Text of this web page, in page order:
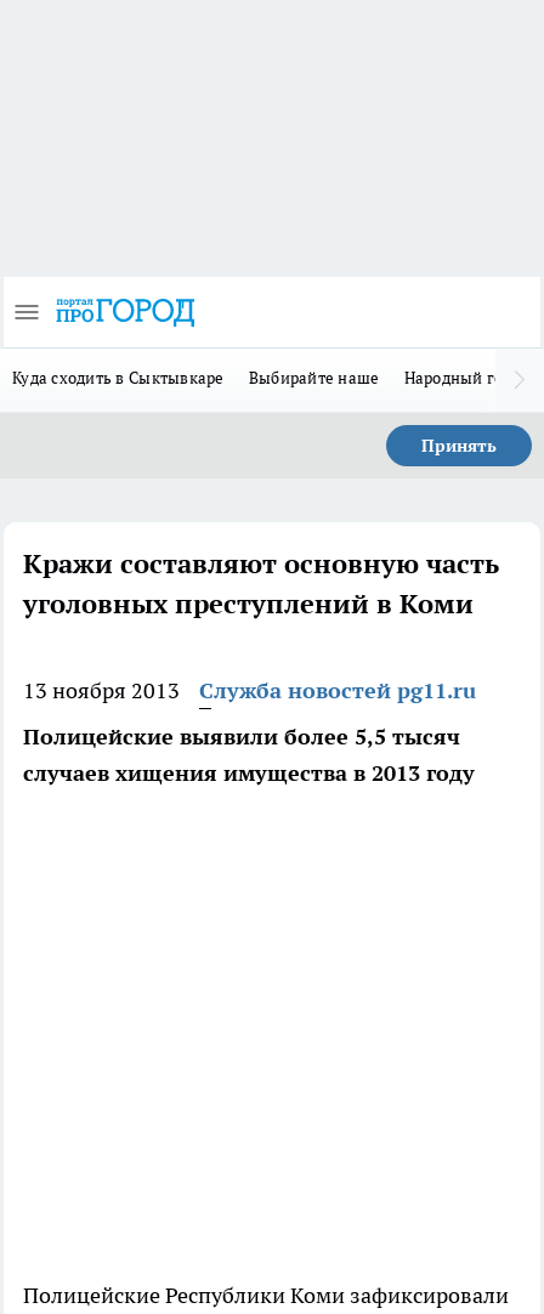
Куда сходить в Сыктывкаре Выбирайте наше Народный герой
Принять
Кражи составляют основную часть
уголовных преступлений в Коми
13 ноября 2013
Служба новостей pg11.ru
Полицейские выявили более 5,5 тысяч
случаев хищения имущества в 2013 году
Полицейские Республики Коми зафиксировали